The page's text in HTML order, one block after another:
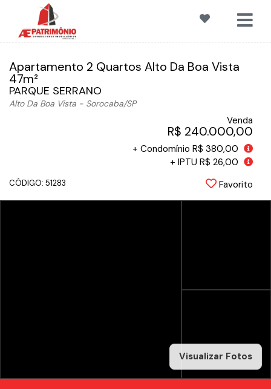
Apartamento 2 Quartos Alto Da Boa Vista
47m²
PARQUE SERRANO
Alto Da Boa Vista - Sorocaba/SP
Venda
R$ 240.000,00
+ Condomínio R$ 380,00
+ IPTU R$ 26,00
CÓDIGO: 51283 Favorito
Visualizar Fotos